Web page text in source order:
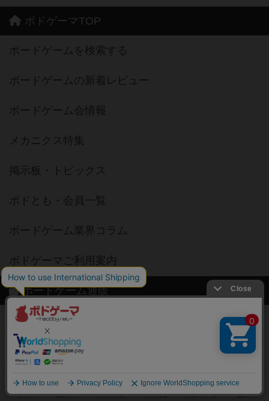
ボドゲーマTOP
ボードゲームを検索する
ボードゲームの新着レビュー
ボードゲーム会情報
メカニクス特集
掲示板・トピックス
ボドとも・会員一覧
ボードゲーム業界コラム
ボドゲーマご利用案内
ボードゲーム通販
新作・再入荷情報
定番ボードゲームの通販商品
国産ボードゲームの通販商品